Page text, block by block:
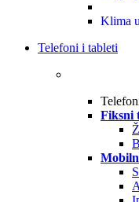
Klima
Telefoni i tableti
Fiksni